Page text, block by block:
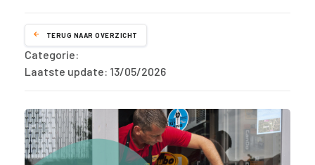
TERUG NAAR OVERZICHT
Categorie:
Laatste update: 13/05/2026